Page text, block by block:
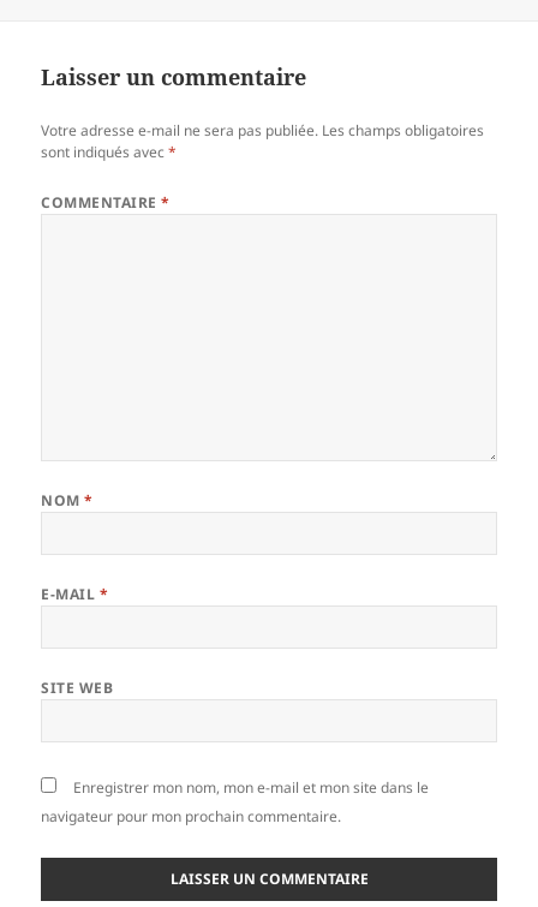
Laisser un commentaire
Votre adresse e-mail ne sera pas publiée. Les champs obligatoires
sont indiqués avec*
COMMENTAIRE*
NOM*
E-MAIL *
SITE WEB
Enregistrer mon nom, mon e-mail et mon site dans le
navigateur pour mon prochain commentaire.